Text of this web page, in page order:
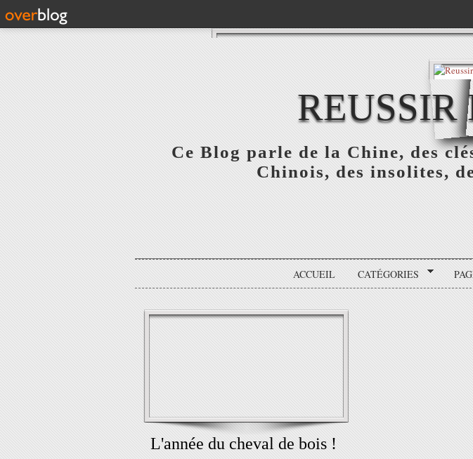
Ce Blog parle de la Chine, des
Chinois, des insolites,
ACCUEIL CATÉGORIES
L'année du cheval de bois !